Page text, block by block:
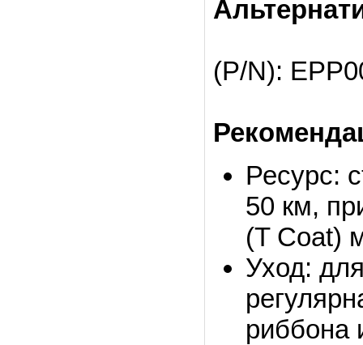
(P/N):
Ресурс:
50 км,
(T Coat)
Уход:
риббона